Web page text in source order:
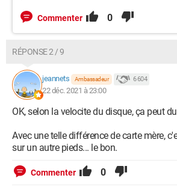
Commenter 0
RÉPONSE 2 / 9
jeannets Ambassadeur 6 604
22 déc. 2021 à 23:00
OK, selon la velocite du disque, ça peut
Avec une telle différence de carte mère,
sur un autre pieds... le bon.
Commenter 0